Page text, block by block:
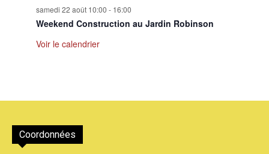
samedi 22 août 10:00 - 16:00
Weekend Construction au Jardin Robinson
Voir le calendrier
Coordonnées